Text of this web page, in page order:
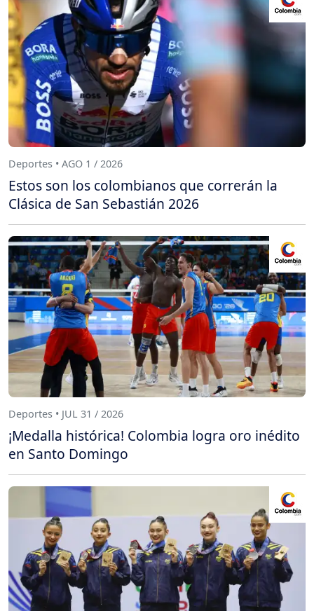
Deportes • AGO 1 / 2026
Estos son los colombianos que correrán la
Clásica de San Sebastián 2026
Deportes • JUL 31 / 2026
¡Medalla histórica! Colombia logra oro inédito
en Santo Domingo